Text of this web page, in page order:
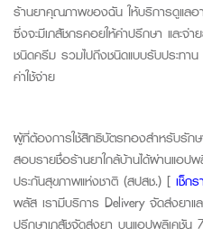
ร้านยาคุณภาพของฉัน ให้บริการดูแลอ
ซึ่งจะมีเภสัชกรคอยให้คำปรึกษา และจ่
ชนิดครีม รวมไปถึงชนิดแบบรับประทาน
ค่าใช้จ่าย
ผู้ที่ต้องการใช้สิทธิบัตรทองสำหรับรัก
สอบรายชื่อร้านยาใกล้บ้านได้ผ่านแอป
ประกันสุขภาพแห่งชาติ (สปสช.) [ เช็ก
พลัส เรามีบริการ Deliveryจัดส่งยาแ
ปรึกษาเภสัชจัดส่งยา บนแอปพลิเคชัน